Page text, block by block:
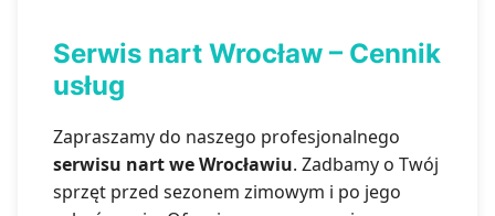
Serwis nart Wrocław – Cennik
usług
Zapraszamy do naszego profesjonalnego
serwisu nart we Wrocławiu. Zadbamy o Twój
sprzęt przed sezonem zimowym i po jego